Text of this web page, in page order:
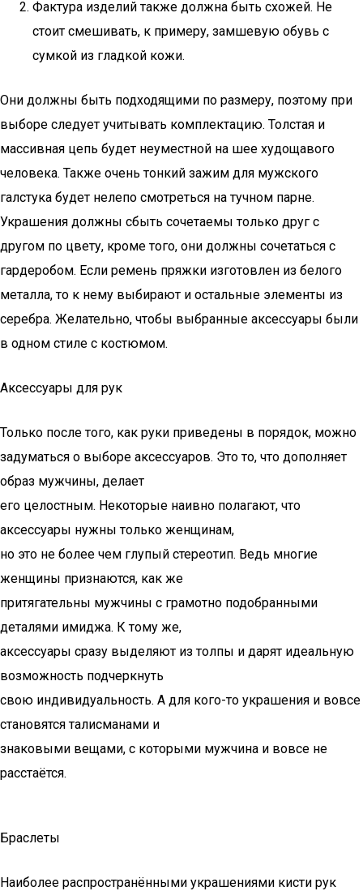
Фактура изделий также должна быть схожей. Не
стоит смешивать, к примеру, замшевую обувь с
сумкой из гладкой кожи.
Они должны быть подходящими по размеру, поэтому при
выборе следует учитывать комплектацию. Толстая и
массивная цепь будет неуместной на шее худощавого
человека. Также очень тонкий зажим для мужского
галстука будет нелепо смотреться на тучном парне.
Украшения должны сбыть сочетаемы только друг с
другом по цвету, кроме того, они должны сочетаться с
гардеробом. Если ремень пряжки изготовлен из белого
металла, то к нему выбирают и остальные элементы из
серебра. Желательно, чтобы выбранные аксессуары были
в одном стиле с костюмом.
Аксессуары для рук
Только после того, как руки приведены в порядок, можно
задуматься о выборе аксессуаров. Это то, что дополняет
образ мужчины, делает
его целостным. Некоторые наивно полагают, что
аксессуары нужны только женщинам,
но это не более чем глупый стереотип. Ведь многие
женщины признаются, как же
притягательны мужчины с грамотно подобранными
деталями имиджа. К тому же,
аксессуары сразу выделяют из толпы и дарят идеальную
возможность подчеркнуть
свою индивидуальность. А для кого-то украшения и вовсе
становятся талисманами и
знаковыми вещами, с которыми мужчина и вовсе не
расстаётся.
Браслеты
Наиболее распространёнными украшениями кисти рук